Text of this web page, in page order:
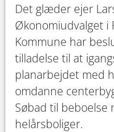
Det glæder ejer
Økonomiudvalget i
Kommune har
tilladelse til at
planarbejdet med
omdanne
Søbad til beboelse
helårsboliger.